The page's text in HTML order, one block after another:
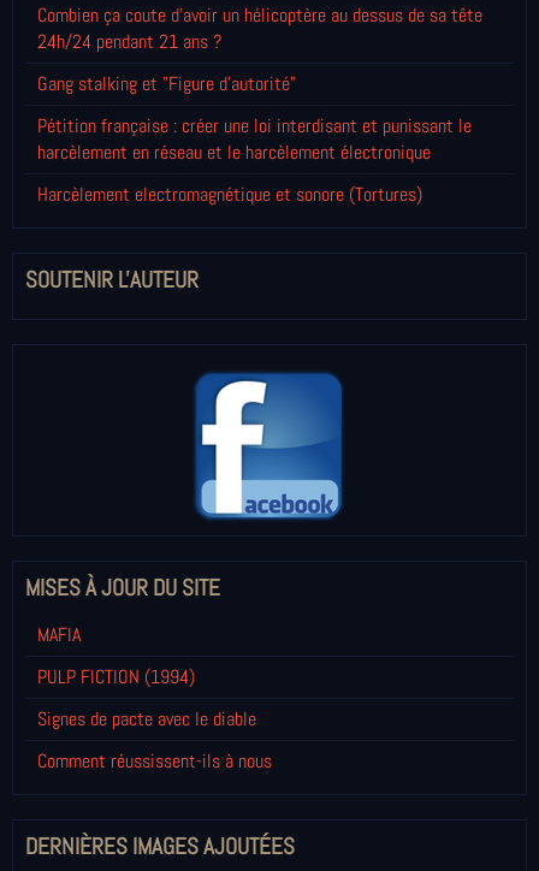
Combien ça coute d'avoir un hélicoptère au dessus de sa tête
24h/24 pendant 21 ans ?
Gang stalking et "Figure d'autorité"
Pétition française : créer une loi interdisant et punissant le
harcèlement en réseau et le harcèlement électronique
Harcèlement electromagnétique et sonore (Tortures)
SOUTENIR L'AUTEUR
MISES À JOUR DU SITE
MAFIA
PULP FICTION (1994)
Signes de pacte avec le diable
Comment réussissent-ils à nous
DERNIÈRES IMAGES AJOUTÉES